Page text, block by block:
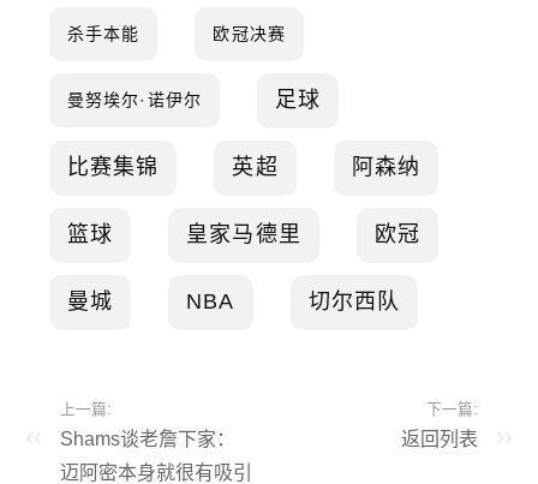
杀手本能 欧冠决赛
曼努埃尔·诺伊尔 足球
比赛集锦 英超 阿森纳
篮球 皇家马德里 欧冠
曼城 NBA 切尔西队
上一篇:
Shams谈老詹下家：
迈阿密本身就很有吸引
下一篇:
返回列表